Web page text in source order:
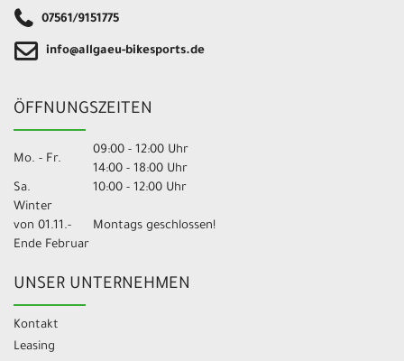
07561/9151775
info@allgaeu-bikesports.de
ÖFFNUNGSZEITEN
Mo. - Fr.
09:00 - 12:00 Uhr
14:00 - 18:00 Uhr
Sa.
10:00 - 12:00 Uhr
Winter
von 01.11.-
Ende Februar
Montags geschlossen!
UNSER UNTERNEHMEN
Kontakt
Leasing